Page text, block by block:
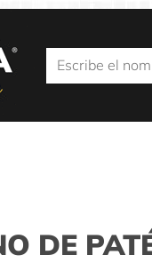
DE